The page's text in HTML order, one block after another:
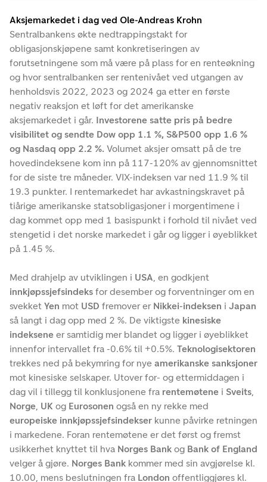
Aksjemarkedet i dag ved Ole-Andreas Krohn
Sentralbankens økte nedtrappingstakt for
obligasjonskjøpene samt konkretiseringen av
forutsetningene som må være på plass for en renteøkning
og hvor sentralbanken ser rentenivået ved utgangen av
henholdsvis 2022, 2023 og 2024 ga etter en første
negativ reaksjon et løft for det amerikanske
aksjemarkedet i går. Investorene satte pris på bedre
visibilitet og sendte Dow opp 1.1 %, S&P500 opp 1.6 %
og Nasdaq opp 2.2 %. Volumet aksjer omsatt på de tre
hovedindeksene kom inn på 117-120% av gjennomsnittet
for de siste tre måneder. VIX-indeksen var ned 11.9 % til
19.3 punkter. I rentemarkedet har avkastningskravet på
tiårige amerikanske statsobligasjoner i morgentimene i
dag kommet opp med 1 basispunkt i forhold til nivået ved
stengetid i det norske markedet i går og ligger i øyeblikket
på 1.45 %.
Med drahjelp av utviklingen i USA , en godkjent
innkjøpssjefsindeks for desember og forventninger om en
svekket Yen mot USD fremover er Nikkei-indeksen i Japan
så langt i dag opp med 2 %. De viktigste kinesiske
indeksene er samtidig mer blandet og ligger i øyeblikket
innenfor intervallet fra -0.6% til +0.5%. Teknologisektoren
trekkes ned på bekymring for nye amerikanske sanksjoner
mot kinesiske selskaper. Utover for- og ettermiddagen i
dag vil i tillegg til konklusjonene fra rentemøtene i Sveits
Norge UK og Eurosonen også en ny rekke med
europeiske innkjøpssjefsindekser kunne påvirke retningen
i markedene. Foran rentemøtene er det først og fremst
usikkerhet knyttet til hva Norges Bank og Bank of England
velger å gjøre. Norges Bank kommer med sin avgjørelse kl.
10.00, mens beslutningen fra London offentliggjøres kl.